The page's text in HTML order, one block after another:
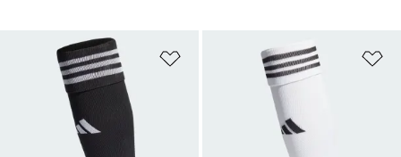
Añadir a la lista de deseos